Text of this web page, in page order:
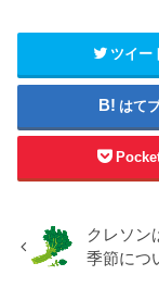
ツイー
はて
クレソン
季節につ